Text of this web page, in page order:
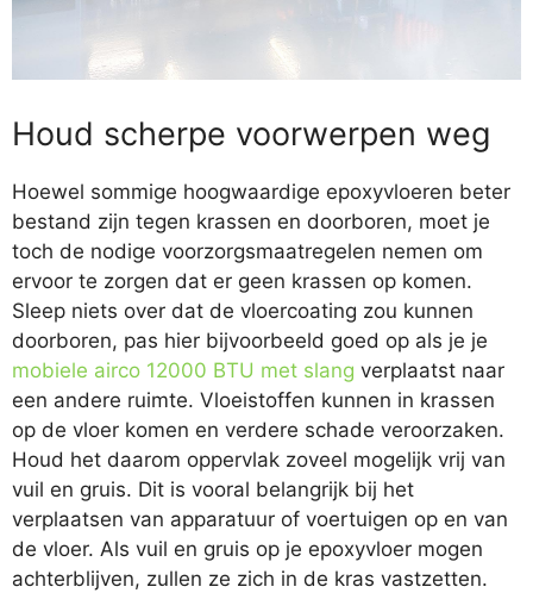
Houd scherpe voorwerpen weg
Hoewel sommige hoogwaardige epoxyvloeren beter
bestand zijn tegen krassen en doorboren, moet je
toch de nodige voorzorgsmaatregelen nemen om
ervoor te zorgen dat er geen krassen op komen.
Sleep niets over dat de vloercoating zou kunnen
doorboren, pas hier bijvoorbeeld goed op als je je
mobiele airco 12000 BTU met slang verplaatst naar
een andere ruimte. Vloeistoffen kunnen in krassen
op de vloer komen en verdere schade veroorzaken.
Houd het daarom oppervlak zoveel mogelijk vrij van
vuil en gruis. Dit is vooral belangrijk bij het
verplaatsen van apparatuur of voertuigen op en van
de vloer. Als vuil en gruis op je epoxyvloer mogen
achterblijven, zullen ze zich in de kras vastzetten.